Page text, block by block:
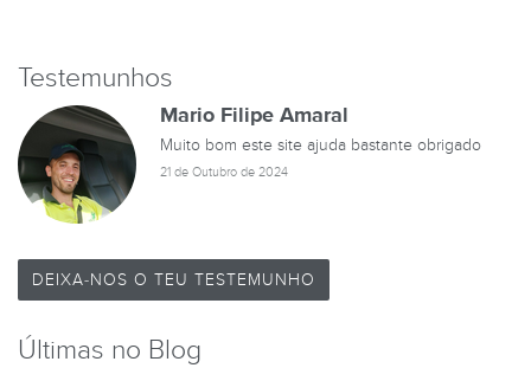
Testemunhos
Mario Filipe Amaral
Muito bom este site ajuda bastante obrigado
21 de Outubro de 2024
DEIXA-NOS O TEU TESTEMUNHO
Últimas no Blog